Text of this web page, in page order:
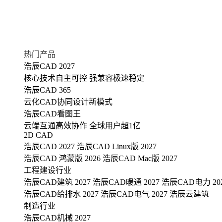
热门产品
浩辰CAD 2027
核心技术自主可控 强兼容极速稳定
浩辰CAD 365
云化CAD协同设计新模式
浩辰CAD看图王
云端互通高效协作 全球用户超1亿
2D CAD
浩辰CAD 2027 浩辰CAD Linux版 2027
浩辰CAD 鸿蒙版 2026 浩辰CAD Mac版 2027
工程建设行业
浩辰CAD建筑 2027 浩辰CAD暖通 2027 浩辰CAD电力
浩辰CAD给排水 2027 浩辰CAD电气 2027 浩辰云建筑
制造行业
浩辰CAD机械 2027